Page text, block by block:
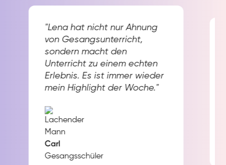
"Lena hat nicht nur Ahnung
von Gesangsunterricht,
sondern macht den
Unterricht zu einem echten
Erlebnis. Es ist immer wieder
mein Highlight der Woche."
Carl
Gesangsschüler